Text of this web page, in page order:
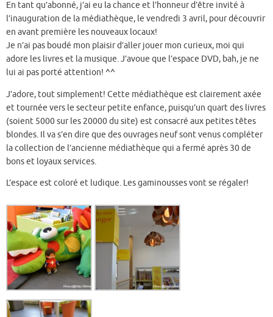
En tant qu’abonné, j’ai eu la chance et l’honneur d’être invité à
l’inauguration de la médiathèque, le vendredi 3 avril, pour découvrir
en avant première les nouveaux locaux!
Je n’ai pas boudé mon plaisir d’aller jouer mon curieux, moi qui
adore les livres et la musique. J’avoue que l’espace DVD, bah, je ne
lui ai pas porté attention! ^^
J’adore, tout simplement! Cette médiathèque est clairement axée
et tournée vers le secteur petite enfance, puisqu’un quart des livres
(soient 5000 sur les 20000 du site) est consacré aux petites têtes
blondes. Il va s’en dire que des ouvrages neuf sont venus compléter
la collection de l’ancienne médiathèque qui a fermé après 30 de
bons et loyaux services.
L’espace est coloré et ludique. Les gaminousses vont se régaler!